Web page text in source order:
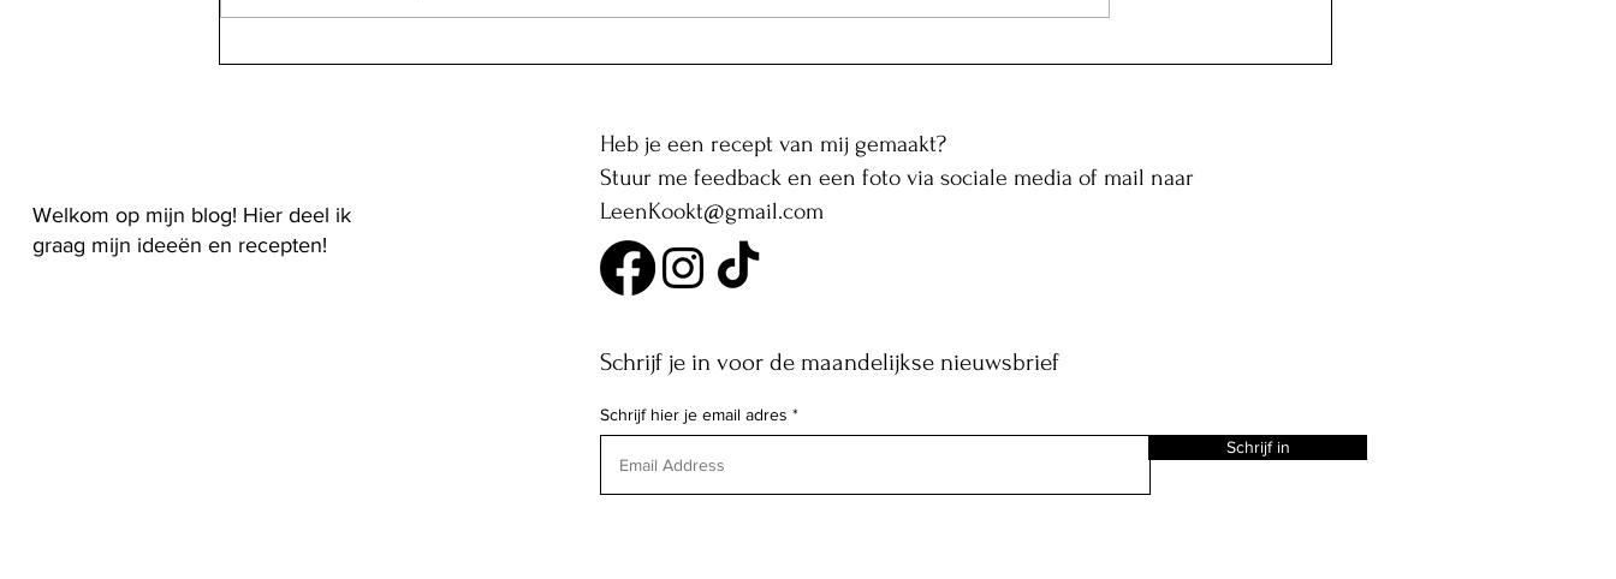
Welkom op mijn blog! Hier deel ik
graag mijn ideeën en recepten!
Heb je een recept van mij gemaakt?
Stuur me feedback en een foto via sociale media of mail naar
LeenKookt@gmail.com
Schrijf je in voor de maandelijkse nieuwsbrief
Schrijf hier je email adres
Schrijf in